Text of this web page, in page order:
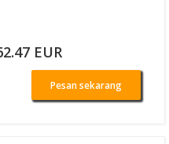
EUR
Pesan sekarang